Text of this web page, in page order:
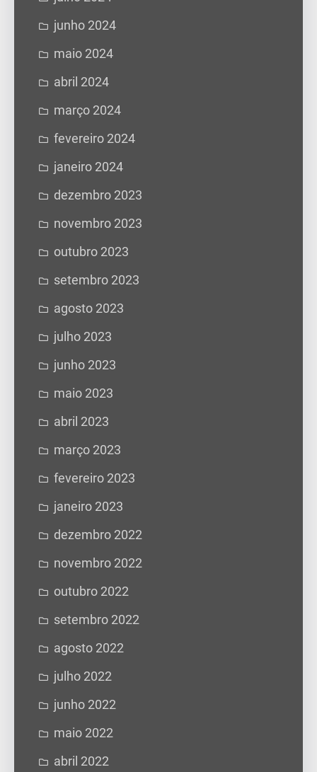
junho 2024
maio 2024
abril 2024
março 2024
fevereiro 2024
janeiro 2024
dezembro 2023
novembro 2023
outubro 2023
setembro 2023
agosto 2023
julho 2023
junho 2023
maio 2023
abril 2023
março 2023
fevereiro 2023
janeiro 2023
dezembro 2022
novembro 2022
outubro 2022
setembro 2022
agosto 2022
julho 2022
junho 2022
maio 2022
abril 2022